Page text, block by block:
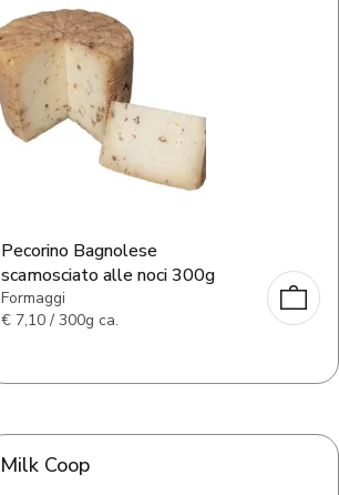
Pecorino Bagnolese
scamosciato alle noci 300g
Formaggi
€ 7,10 / 300g ca.
Milk Coop